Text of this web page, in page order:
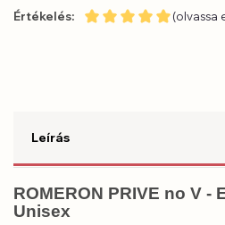
Értékelés: (olvassa
Leírás
ROMERON PRIVE no V -
Unisex